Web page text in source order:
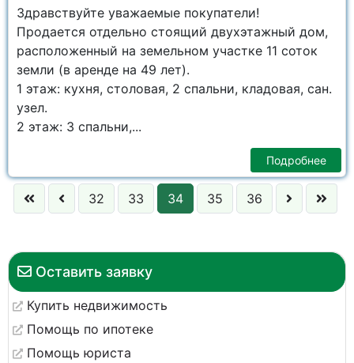
Оставить заявку
Купить недвижимость
Помощь по ипотеке
Помощь юриста
Здравствуйте уважаемые покупатели!
Продается отдельно стоящий двухэтажный дом,
расположенный на земельном участке 11 соток
земли (в аренде на 49 лет).
1 этаж: кухня, столовая, 2 спальни, кладовая, сан.
узел.
2 этаж: 3 спальни,...
Подробнее
32 33 34 35 36